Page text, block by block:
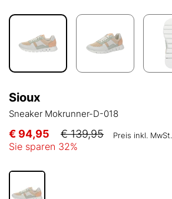
Sioux
Sneaker Mokrunner-D-018
€ 94,95 € 139,95 Preis inkl. MwSt.
Sie sparen 32%